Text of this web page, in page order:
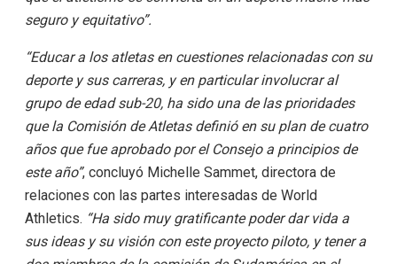
seguro y equitativo”.
“Educar a los atletas en cuestiones relacionadas con su
deporte y sus carreras, y en particular involucrar al
grupo de edad sub-20, ha sido una de las prioridades
que la Comisión de Atletas definió en su plan de cuatro
años que fue aprobado por el Consejo a principios de
este año”, concluyó Michelle Sammet, directora de
relaciones con las partes interesadas de World
Athletics. “Ha sido muy gratificante poder dar vida a
sus ideas y su visión con este proyecto piloto, y tener a